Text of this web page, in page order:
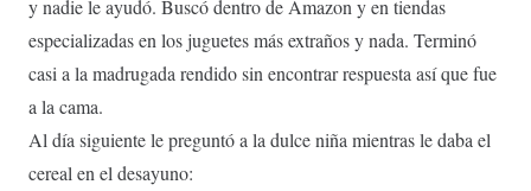
y nadie le ayudó. Buscó dentro de Amazon y en tiendas
especializadas en los juguetes más extraños y nada. Terminó
casi a la madrugada rendido sin encontrar respuesta así que fue
a la cama.
Al día siguiente le preguntó a la dulce niña mientras le daba el
cereal en el desayuno: